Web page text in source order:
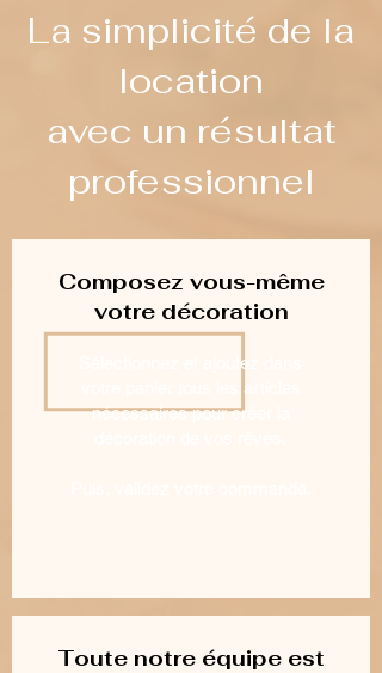
La simplicité de la
location
avec un résultat
professionnel
Composez vous-même
votre décoration
Sélectionnez et ajoutez dans
votre panier tous les articles
nécessaires pour créer la
Toute notre équipe est